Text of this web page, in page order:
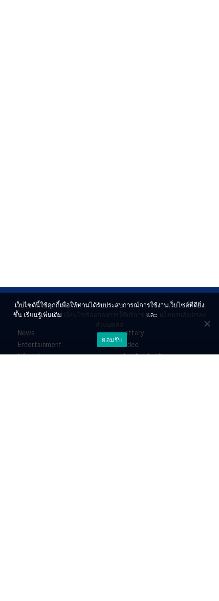
News
Entertainment
Lifestyle
Lottery
Video
ร่วมด้วยช่วยกัน
เว็บไซต์นี้ใช้คุกกี้เพื่อให้ท่านได้รับประสบการณ์การใช้งานเว็บไซต์ที่ดียิ่ง
ขึ้น เรียนรู้เพิ่มเติม เงื่อนไขข้อตกลงการใช้บริการ และ นโยบายคุ้มครอง
ส่วนบุคคล
ยอมรับ